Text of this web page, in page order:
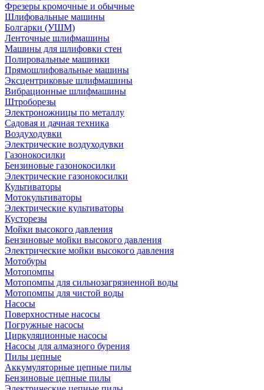
Фрезеры кромочные и обычные
Шлифовальные машины
Болгарки (УШМ)
Ленточные шлифмашины
Машины для шлифовки стен
Полировальные машинки
Прямошлифовальные машины
Эксцентриковые шлифмашины
Вибрационные шлифмашины
Штроборезы
Электроножницы по металлу
Садовая и дачная техника
Воздуходувки
Электрические воздуходувки
Газонокосилки
Бензиновые газонокосилки
Электрические газонокосилки
Культиваторы
Мотокультиваторы
Электрические культиваторы
Кусторезы
Мойки высокого давления
Бензиновые мойки высокого давления
Электрические мойки высокого давления
Мотобуры
Мотопомпы
Мотопомпы для сильнозагрязненной воды
Мотопомпы для чистой воды
Насосы
Поверхностные насосы
Погружные насосы
Циркуляционные насосы
Насосы для алмазного бурения
Пилы цепные
Аккумуляторные цепные пилы
Бензиновые цепные пилы